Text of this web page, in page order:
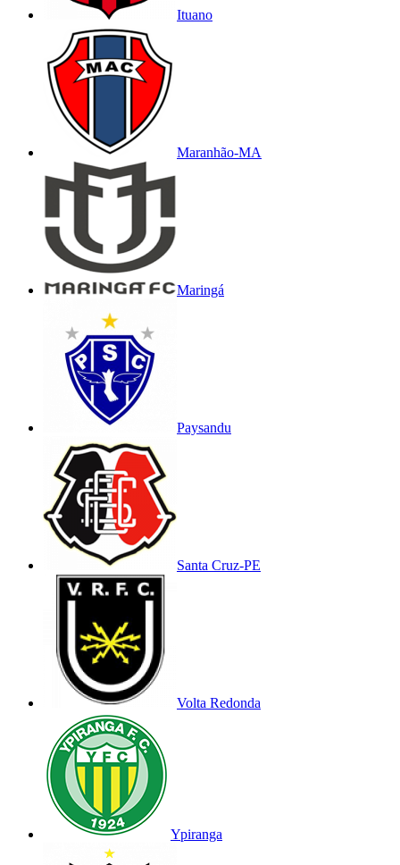
Ituano
Maranhão-MA
Maringá
Paysandu
Santa Cruz-PE
Volta Redonda
Ypiranga